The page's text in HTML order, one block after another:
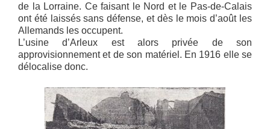
de la Lorraine. Ce faisant le Nord et le Pas-de-Calais
ont été laissés sans défense, et dès le mois d’août les
Allemands les occupent.
L’usine d’Arleux est alors privée de son
approvisionnement et de son matériel. En 1916 elle se
délocalise donc.